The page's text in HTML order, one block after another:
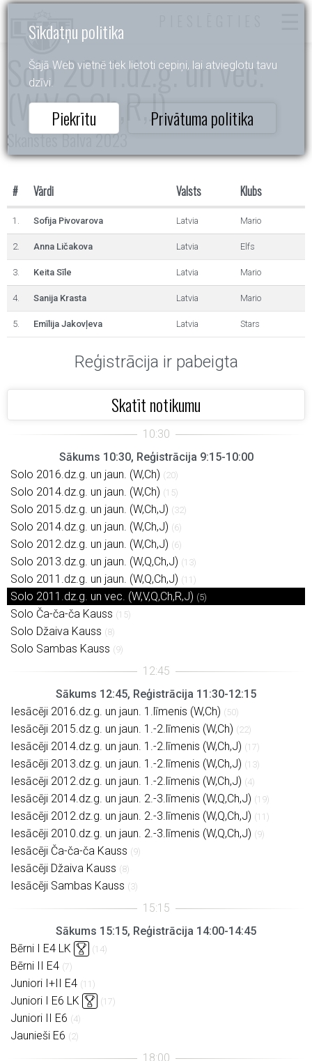
Sīkdatņu politika
Šajā Web vietnē tiek lietoti cepiņi, lai atvieglotu tavu
dzīvi.
Piekrītu Privātuma politika
Solo 2011.dz.g. un vec.
(W,V,Q,Ch,R,J)
Skanstes Balva 2023
# Vārdi Valsts Klubs
1. Sofija Pivovarova Latvia Mario
2. Anna Ličakova Latvia Elfs
3. Keita Sīle Latvia Mario
4. Sanija Krasta Latvia Mario
5. Emīlija Jakovļeva Latvia Stars
Reģistrācija ir pabeigta
Skatīt notikumu
Sākums 10:30, Reģistrācija 9:15-10:00
Solo 2016.dz.g. un jaun. (W,Ch) (20)
Solo 2014.dz.g. un jaun. (W,Ch) (15)
Solo 2015.dz.g. un jaun. (W,Ch,J) (32)
Solo 2014.dz.g. un jaun. (W,Ch,J) (6)
Solo 2012.dz.g. un jaun. (W,Ch,J) (6)
Solo 2013.dz.g. un jaun. (W,Q,Ch,J) (13)
Solo 2011.dz.g. un jaun. (W,Q,Ch,J) (11)
Solo 2011.dz.g. un vec. (W,V,Q,Ch,R,J) (5)
Solo Ča-ča-ča Kauss (15)
Solo Džaiva Kauss (8)
Solo Sambas Kauss (9)
Sākums 12:45, Reģistrācija 11:30-12:15
Iesācēji 2016.dz.g. un jaun. 1.līmenis (W,Ch) (50)
Iesācēji 2015.dz.g. un jaun. 1.-2.līmenis (W,Ch) (22)
Iesācēji 2014.dz.g. un jaun. 1.-2.līmenis (W,Ch,J) (17)
Iesācēji 2013.dz.g. un jaun. 1.-2.līmenis (W,Ch,J) (13)
Iesācēji 2012.dz.g. un jaun. 1.-2.līmenis (W,Ch,J) (4)
Iesācēji 2014.dz.g. un jaun. 2.-3.līmenis (W,Q,Ch,J) (19)
Iesācēji 2012.dz.g. un jaun. 2.-3.līmenis (W,Q,Ch,J) (11)
Iesācēji 2010.dz.g. un jaun. 2.-3.līmenis (W,Q,Ch,J) (9)
Iesācēji Ča-ča-ča Kauss (9)
Iesācēji Džaiva Kauss (8)
Iesācēji Sambas Kauss (3)
Sākums 15:15, Reģistrācija 14:00-14:45
Bērni I E4 LK
(14)
Bērni II E4 (7)
Juniori I+II E4 (11)
Juniori I E6 LK (17)
Juniori II E6 (4)
Jaunieši E6 (2)